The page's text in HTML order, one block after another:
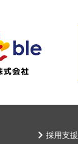
採用支援